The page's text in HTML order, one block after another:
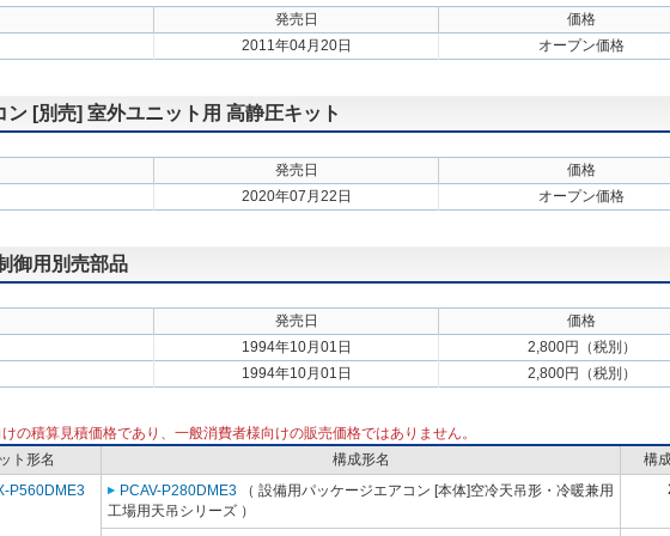
発売日
価格
2011年04月20日 オープン価格
ン [別売] 室外ユニット用 高静圧キット
発売日
価格
2020年07月22日 オープン価格
御用別売部品
発売日
価格
1994年10月01日
2,800円（税別）
1994年10月01日 2,800円（税別）
の積算見積価格であり、一般消費者様向けの販売価格ではありません。
ト形名 構成形名
構
P560DME3
PCAV-P280DME3 （ 設備用パッケージエアコン [本体]空冷天吊形・冷暖兼用
工場用天吊シリーズ ）